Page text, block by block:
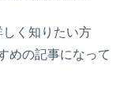
く知りたい方
めの記事になって